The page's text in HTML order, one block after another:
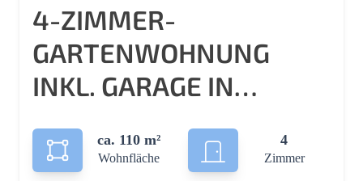
4-ZIMMER-
GARTENWOHNUNG
INKL. GARAGE IN
ca. 110 m²
Wohnfläche
4
Zimmer